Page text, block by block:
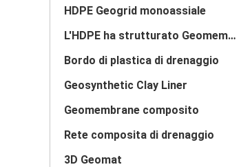
HDPE Geogrid monoassiale
L'HDPE ha strutturato Geomembrane
Bordo di plastica di drenaggio
Geosynthetic Clay Liner
Geomembrane composito
Rete composita di drenaggio
3D Geomat